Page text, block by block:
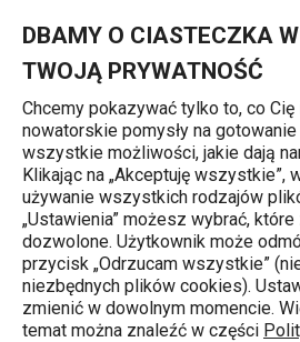
DBAMY O CIASTECZKA
TWOJĄ PRYWATNOŚĆ
Chcemy pokazywać tylko to, co
nowatorskie pomysły na
wszystkie możliwości, jakie dają
Klikając na „Akceptuję wszystkie”,
używanie wszystkich rodzajów
„Ustawienia” możesz wybrać,
dozwolone. Użytkownik może
przycisk „Odrzucam wszystkie”
niezbędnych plików cookies).
zmienić w dowolnym momencie.
temat można znaleźć w części
Sitka na herbatę
Szklane sitko do
myDRINK